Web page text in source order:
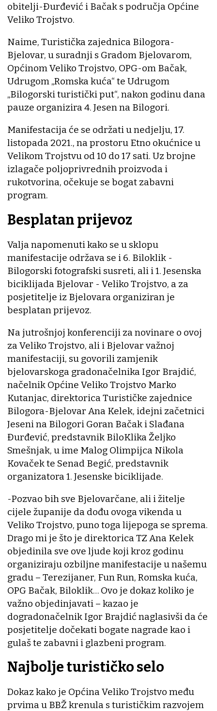
obitelji-Đurđević i Bačak s područja Općine
Veliko Trojstvo.
Naime, Turistička zajednica Bilogora-
Bjelovar, u suradnji s Gradom Bjelovarom,
Općinom Veliko Trojstvo, OPG-om Bačak,
Udrugom „Romska kuća“ te Udrugom
„Bilogorski turistički put“, nakon godinu dana
pauze organizira 4. Jesen na Bilogori.
Manifestacija će se održati u nedjelju, 17.
listopada 2021., na prostoru Etno okućnice u
Velikom Trojstvu od 10 do 17 sati. Uz brojne
izlagače poljoprivrednih proizvoda i
rukotvorina, očekuje se bogat zabavni
program.
Besplatan prijevoz
Valja napomenuti kako se u sklopu
manifestacije održava se i 6. Biloklik -
Bilogorski fotografski susreti, ali i 1. Jesenska
biciklijada Bjelovar - Veliko Trojstvo, a za
posjetitelje iz Bjelovara organiziran je
besplatan prijevoz.
Na jutrošnjoj konferenciji za novinare o ovoj
za Veliko Trojstvo, ali i Bjelovar važnoj
manifestaciji, su govorili zamjenik
bjelovarskoga gradonačelnika Igor Brajdić,
načelnik Općine Veliko Trojstvo Marko
Kutanjac, direktorica Turističke zajednice
Bilogora-Bjelovar Ana Kelek, idejni začetnici
Jeseni na Bilogori Goran Bačak i Slađana
Đurđević, predstavnik BiloKlika Željko
Smešnjak, u ime Malog Olimpijca Nikola
Kovaček te Senad Begić, predstavnik
organizatora 1. Jesenske biciklijade.
-Pozvao bih sve Bjelovarčane, ali i žitelje
cijele županije da dođu ovoga vikenda u
Veliko Trojstvo, puno toga lijepoga se sprema.
Drago mi je što je direktorica TZ Ana Kelek
objedinila sve ove ljude koji kroz godinu
organiziraju ozbiljne manifestacije u našemu
gradu – Terezijaner, Fun Run, Romska kuća,
OPG Bačak, Biloklik… Ovo je dokaz koliko je
važno objedinjavati – kazao je
dogradonačelnik Igor Brajdić naglasivši da će
posjetitelje dočekati bogate nagrade kao i
gulaš te zabavni i glazbeni program.
Najbolje turističko selo
Dokaz kako je Općina Veliko Trojstvo među
prvima u BBŽ krenula s turističkim razvojem